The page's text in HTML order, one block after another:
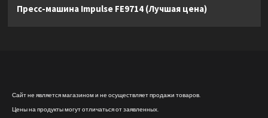
Пресс-машина Impulse FE9714 (Лучшая цена)
Сайт не является магазином и не осуществляет продажи товаров.
Цены на продукты могут отличаться от заявленных.